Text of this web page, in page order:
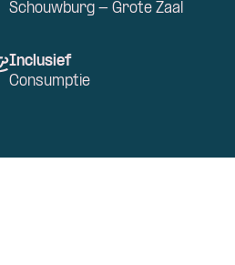
Schouwburg - Grote Zaal
Inclusief
Consumptie